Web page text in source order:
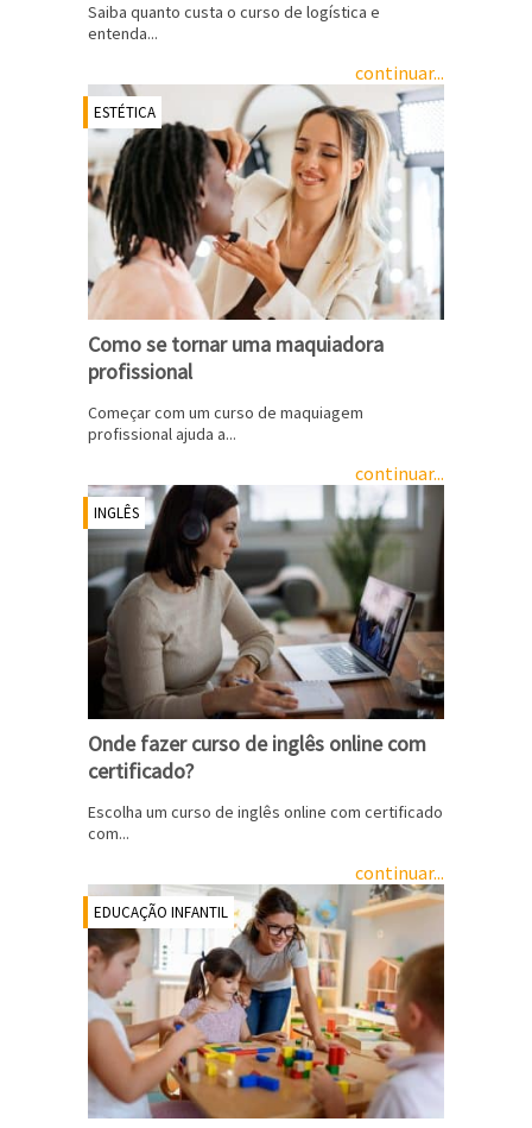
Saiba quanto custa o curso de logística e
entenda...
continuar...
ESTÉTICA
Como se tornar uma maquiadora
profissional
Começar com um curso de maquiagem
profissional ajuda a...
continuar...
INGLÊS
Onde fazer curso de inglês online com
certificado?
Escolha um curso de inglês online com certificado
com...
continuar...
EDUCAÇÃO INFANTIL